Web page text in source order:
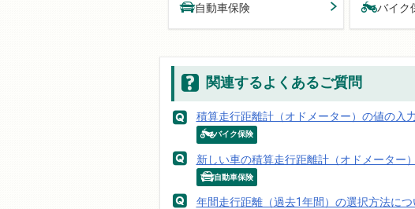
自動車保険 バイク
関連するよくあるご質問
積算走行距離計（オドメーター）の値の入
バイク保険
新しい車の積算走行距離計（オドメーター
自動車保険
年間走行距離（過去1年間）の選択方法につ